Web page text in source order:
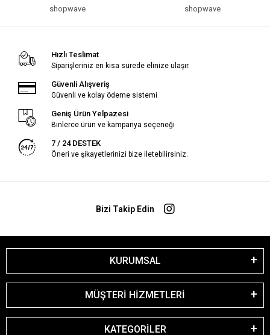
shopwave
Pelerin 71 cm (2-4 Yaş) (5047)
shopwave
Hızlı Teslimat
Siparişleriniz en kısa sürede elinize ulaşır.
Güvenli Alışveriş
Güvenli ve kolay ödeme sistemi
Geniş Ürün Yelpazesi
Binlerce ürün ve kampanya seçeneği
7 / 24 DESTEK
Öneri ve şikayetlerinizi bize iletebilirsiniz.
Bizi Takip Edin
KURUMSAL
MÜŞTERİ HİZMETLERİ
KATEGORİLER